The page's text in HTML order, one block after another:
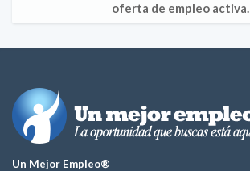
oferta de empleo activa.
Un Mejor Empleo®